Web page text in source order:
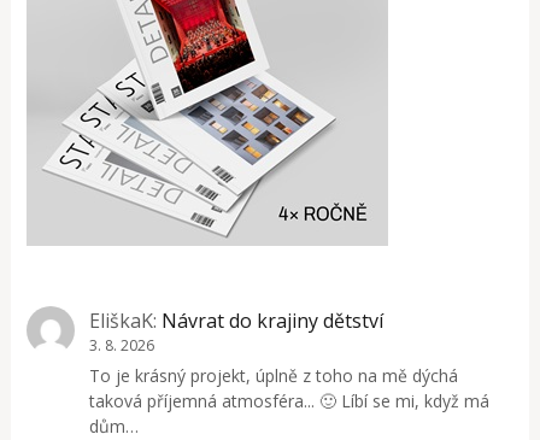
EliškaK: Návrat do krajiny dětství
3. 8. 2026
To je krásný projekt, úplně z toho na mě dýchá
taková příjemná atmosféra... 🙂 Líbí se mi, když má
dům…